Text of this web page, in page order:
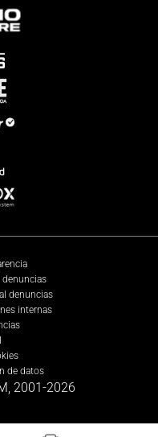
denuncias
denuncias
internas
de datos
2001-2026